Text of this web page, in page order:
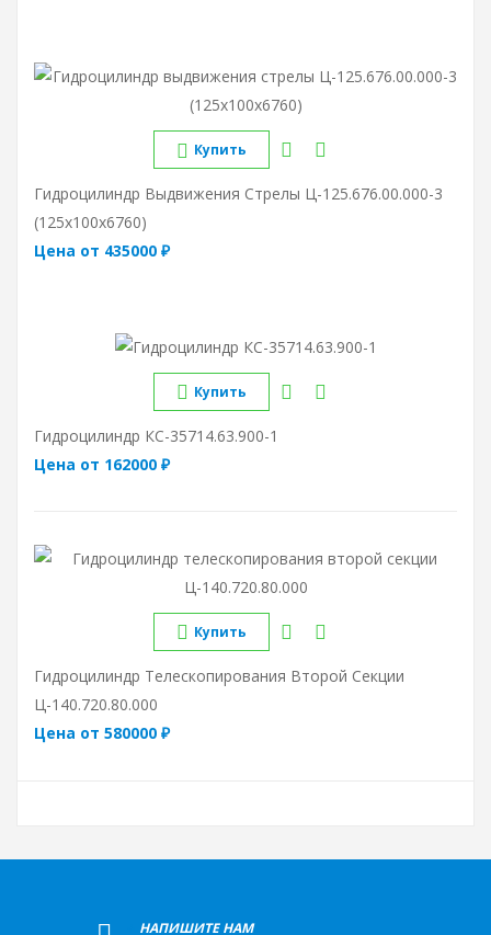
Купить
Гидроцилиндр Выдвижения Стрелы Ц-125.676.00.000-3
(125х100х6760)
Цена от 435000 ₽
Купить
Гидроцилиндр КС-35714.63.900-1
Цена от 162000 ₽
Купить
Гидроцилиндр Телескопирования Второй Секции
Ц-140.720.80.000
Цена от 580000 ₽
НАПИШИТЕ НАМ